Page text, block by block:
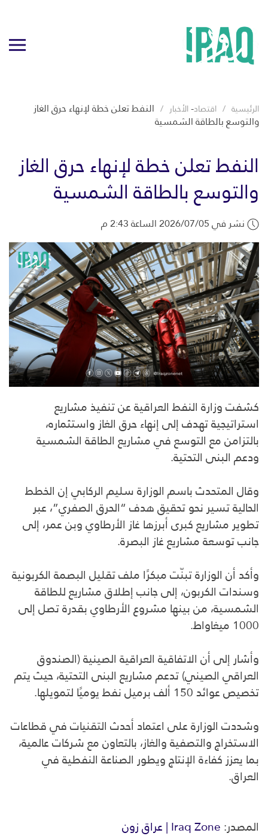
الرئيسية اقتصاد-الأخبار النفط تعلن خطة لإنهاء حرق الغاز
والتوسع بالطاقة الشمسية
النفط تعلن خطة لإنهاء حرق الغاز
والتوسع بالطاقة الشمسية
نشر في 2026/07/05 الساعة 2:43 م
كشفت وزارة النفط العراقية عن تنفيذ مشاريع
استراتيجية تهدف إلى إنهاء حرق الغاز واستثماره،
بالتزامن مع التوسع في مشاريع الطاقة الشمسية
ودعم البنى التحتية.
وقال المتحدث باسم الوزارة سليم الركابي إن الخطط
الحالية تسير نحو تحقيق هدف “الحرق الصفري”، عبر
تطوير مشاريع كبرى أبرزها غاز الأرطاوي وبن عمر، إلى
جانب توسعة مشاريع غاز البصرة.
وأكد أن الوزارة تبنّت مبكرًا ملف تقليل البصمة الكربونية
وسندات الكربون، إلى جانب إطلاق مشاريع للطاقة
الشمسية، من بينها مشروع الأرطاوي بقدرة تصل إلى
1000 ميغاواط.
وأشار إلى أن الاتفاقية العراقية الصينية (الصندوق
العراقي الصيني) تدعم مشاريع البنى التحتية، حيث يتم
تخصيص عوائد 150 ألف برميل نفط يوميًا لتمويلها.
وشددت الوزارة على اعتماد أحدث التقنيات في قطاعات
الاستخراج والتصفية والغاز، بالتعاون مع شركات عالمية،
بما يعزز كفاءة الإنتاج ويطور الصناعة النفطية في
العراق.
المصدر:Iraq Zone | عراق زون